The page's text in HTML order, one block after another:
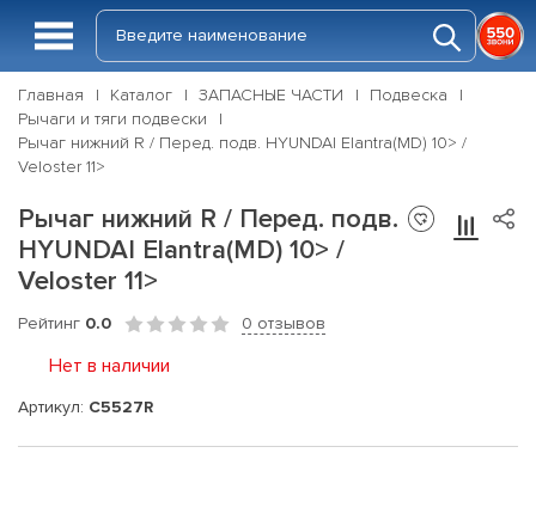
Главная Каталог ЗАПАСНЫЕ ЧАСТИ
Подвеска
Рычаги и тяги подвески
Рычаг нижний R / Перед. подв. HYUNDAI Elantra(MD) 10> /
Veloster 11>
Рычаг нижний R / Перед. подв.
HYUNDAI Elantra(MD) 10> /
Veloster 11>
Рейтинг 0.0 0 отзывов
Нет в наличии
Артикул: C5527R